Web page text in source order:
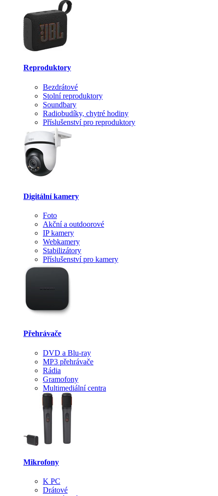
Reproduktory
Bezdrátové
Stolní reproduktory
Soundbary
Radiobudíky, chytré hodiny
Příslušenství pro reproduktory
Digitální kamery
Foto
Akční a outdoorové
IP kamery
Webkamery
Stabilizátory
Příslušenství pro kamery
Přehrávače
DVD a Blu-ray
MP3 přehrávače
Rádia
Gramofony
Multimediální centra
Mikrofony
K PC
Drátové